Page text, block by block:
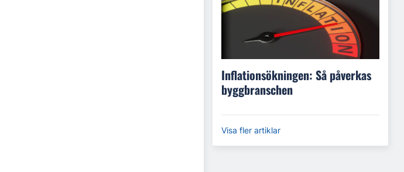
Inflationsökningen: Så påverkas
byggbranschen
Visa fler artiklar